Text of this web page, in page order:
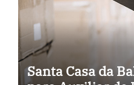
Santa Casa da